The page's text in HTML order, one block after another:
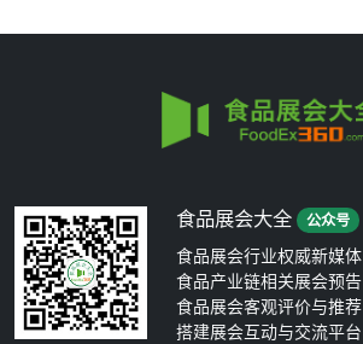
食品展会大全 公众号
食品展会行业权威新媒体
食品产业链相关展会预告
食品展会客观评价与推荐
搭建展会互动与交流平台